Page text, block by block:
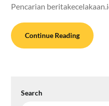
Pencarian
Continue Reading
Search